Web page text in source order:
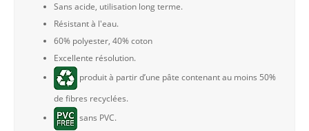
Sans acide, utilisation long terme.
Résistant à l'eau.
60% polyester, 40% coton
Excellente résolution.
produit à partir d’une pâte contenant au moins 50%
de fibres recyclées.
sans PVC.